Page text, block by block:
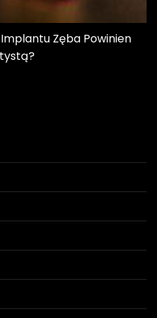
Zęba Powinien